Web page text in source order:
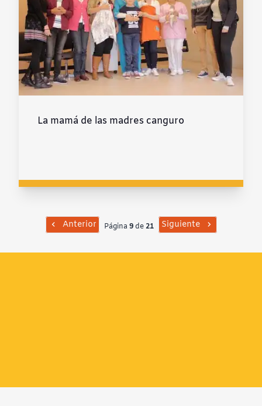
La mamá de las madres canguro
Anterior Página 9de21 Siguiente